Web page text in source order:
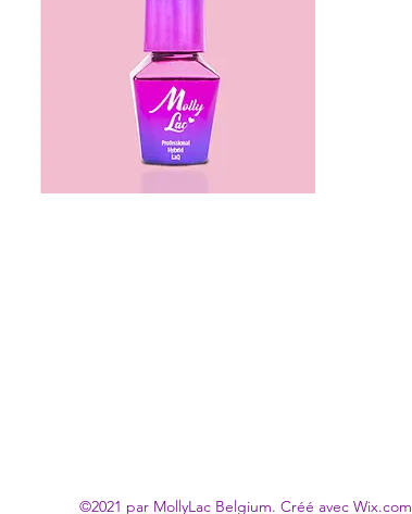
©2021 par MollyLac Belgium. Créé avec Wix.com